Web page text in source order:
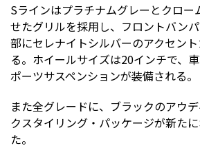
Sラインはプラチナムグレーとクロー
せたグリルを採用し、フロントバン
部にセレナイトシルバーのアクセン
る。ホイールサイズは20インチで、
ポーツサスペンションが装備される。
また全グレードに、ブラックのアウ
クスタイリング・パッケージが新た
た。